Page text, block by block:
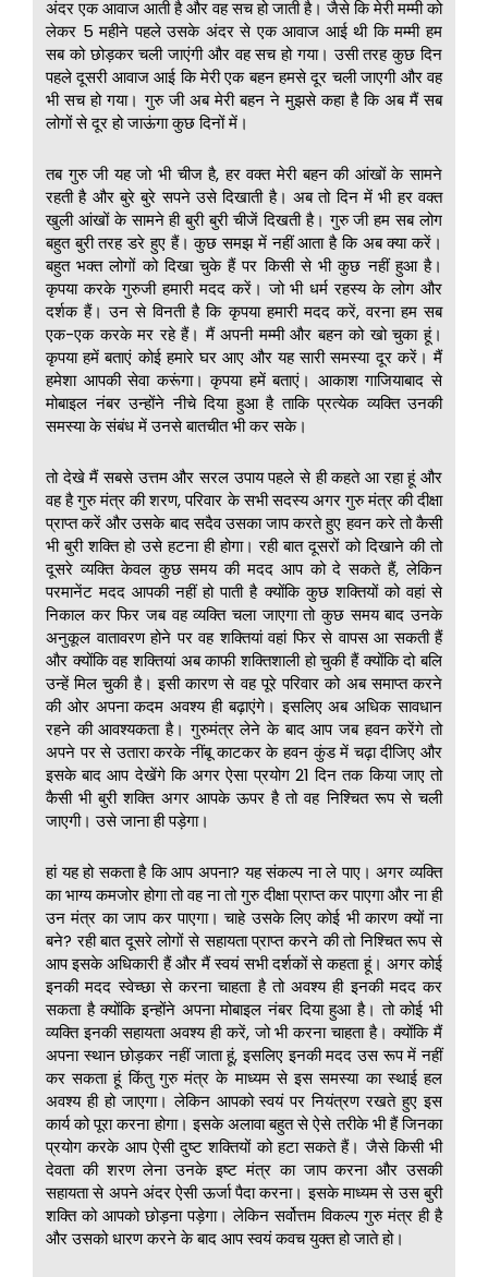
अंदर एक आवाज आती है और वह सच हो जाती है। जैसे कि मेरी मम्मी को
लेकर 5 महीने पहले उसके अंदर से एक आवाज आई थी कि मम्मी हम
सब को छोड़कर चली जाएंगी और वह सच हो गया। उसी तरह कुछ दिन
पहले दूसरी आवाज आई कि मेरी एक बहन हमसे दूर चली जाएगी और वह
भी सच हो गया। गुरु जी अब मेरी बहन ने मुझसे कहा है कि अब मैं सब
लोगों से दूर हो जाऊंगा कुछ दिनों में।
तब गुरु जी यह जो भी चीज है, हर वक्त मेरी बहन की आंखों के सामने
रहती है और बुरे बुरे सपने उसे दिखाती है। अब तो दिन में भी हर वक्त
खुली आंखों के सामने ही बुरी बुरी चीजें दिखती है। गुरु जी हम सब लोग
बहुत बुरी तरह डरे हुए हैं। कुछ समझ में नहीं आता है कि अब क्या करें।
बहुत भक्त लोगों को दिखा चुके हैं पर किसी से भी कुछ नहीं हुआ है।
कृपया करके गुरुजी हमारी मदद करें। जो भी धर्म रहस्य के लोग और
दर्शक हैं। उन से विनती है कि कृपया हमारी मदद करें, वरना हम सब
एक-एक करके मर रहे हैं। मैं अपनी मम्मी और बहन को खो चुका हूं।
कृपया हमें बताएं कोई हमारे घर आए और यह सारी समस्या दूर करें। मैं
हमेशा आपकी सेवा करूंगा। कृपया हमें बताएं। आकाश गाजियाबाद से
मोबाइल नंबर उन्होंने नीचे दिया हुआ है ताकि प्रत्येक व्यक्ति उनकी
समस्या के संबंध में उनसे बातचीत भी कर सके।
तो देखे मैं सबसे उत्तम और सरल उपाय पहले से ही कहते आ रहा हूं और
वह है गुरु मंत्र की शरण, परिवार के सभी सदस्य अगर गुरु मंत्र की दीक्षा
प्राप्त करें और उसके बाद सदैव उसका जाप करते हुए हवन करे तो कैसी
भी बुरी शक्ति हो उसे हटना ही होगा। रही बात दूसरों को दिखाने की तो
दूसरे व्यक्ति केवल कुछ समय की मदद आप को दे सकते हैं, लेकिन
परमानेंट मदद आपकी नहीं हो पाती है क्योंकि कुछ शक्तियों को वहां से
निकाल कर फिर जब वह व्यक्ति चला जाएगा तो कुछ समय बाद उनके
अनुकूल वातावरण होने पर वह शक्तियां वहां फिर से वापस आ सकती हैं
और क्योंकि वह शक्तियां अब काफी शक्तिशाली हो चुकी हैं क्योंकि दो बलि
उन्हें मिल चुकी है। इसी कारण से वह पूरे परिवार को अब समाप्त करने
की ओर अपना कदम अवश्य ही बढ़ाएंगे। इसलिए अब अधिक सावधान
रहने की आवश्यकता है। गुरुमंत्र लेने के बाद आप जब हवन करेंगे तो
अपने पर से उतारा करके नींबू काटकर के हवन कुंड में चढ़ा दीजिए और
इसके बाद आप देखेंगे कि अगर ऐसा प्रयोग 21 दिन तक किया जाए तो
कैसी भी बुरी शक्ति अगर आपके ऊपर है तो वह निश्चित रूप से चली
जाएगी। उसे जाना ही पड़ेगा।
हां यह हो सकता है कि आप अपना? यह संकल्प ना ले पाए। अगर व्यक्ति
का भाग्य कमजोर होगा तो वह ना तो गुरु दीक्षा प्राप्त कर पाएगा और ना ही
उन मंत्र का जाप कर पाएगा। चाहे उसके लिए कोई भी कारण क्यों ना
बने? रही बात दूसरे लोगों से सहायता प्राप्त करने की तो निश्चित रूप से
आप इसके अधिकारी हैं और मैं स्वयं सभी दर्शकों से कहता हूं। अगर कोई
इनकी मदद स्वेच्छा से करना चाहता है तो अवश्य ही इनकी मदद कर
सकता है क्योंकि इन्होंने अपना मोबाइल नंबर दिया हुआ है। तो कोई भी
व्यक्ति इनकी सहायता अवश्य ही करें, जो भी करना चाहता है। क्योंकि मैं
अपना स्थान छोड़कर नहीं जाता हूं, इसलिए इनकी मदद उस रूप में नहीं
कर सकता हूं किंतु गुरु मंत्र के माध्यम से इस समस्या का स्थाई हल
अवश्य ही हो जाएगा। लेकिन आपको स्वयं पर नियंत्रण रखते हुए इस
कार्य को पूरा करना होगा। इसके अलावा बहुत से ऐसे तरीके भी हैं जिनका
प्रयोग करके आप ऐसी दुष्ट शक्तियों को हटा सकते हैं। जैसे किसी भी
देवता की शरण लेना उनके इष्ट मंत्र का जाप करना और उसकी
सहायता से अपने अंदर ऐसी ऊर्जा पैदा करना। इसके माध्यम से उस बुरी
शक्ति को आपको छोड़ना पड़ेगा। लेकिन सर्वोत्तम विकल्प गुरु मंत्र ही है
और उसको धारण करने के बाद आप स्वयं कवच युक्त हो जाते हो।